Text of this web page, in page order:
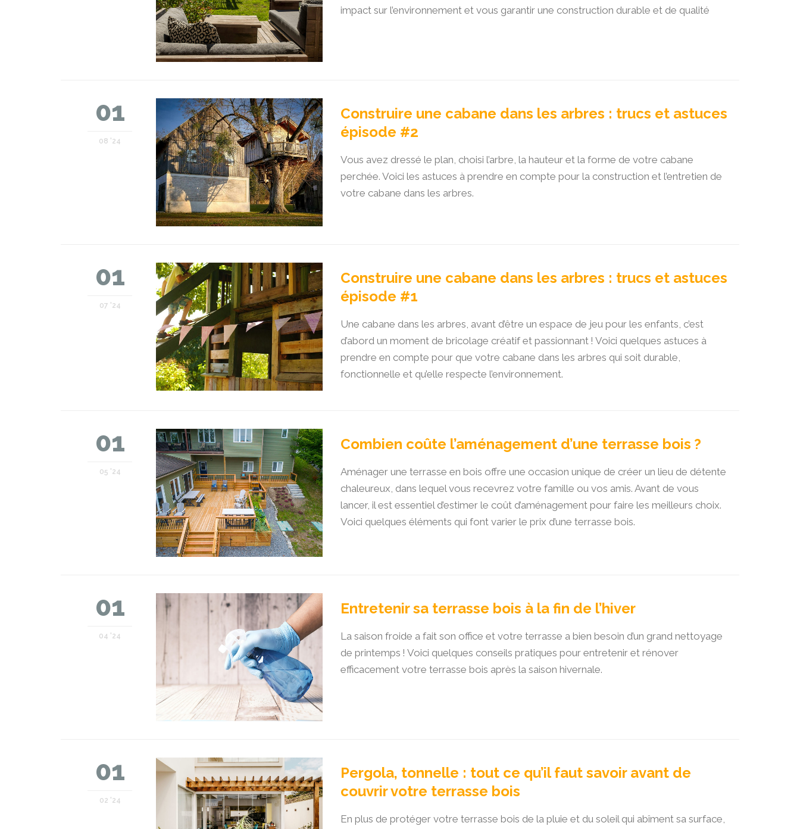
impact sur l’environnement et vous garantir une construction durable et de qualité
01
08 '24
Construire une cabane dans les arbres : trucs et astuces
épisode #2
Vous avez dressé le plan, choisi l’arbre, la hauteur et la forme de votre cabane
perchée. Voici les astuces à prendre en compte pour la construction et l’entretien de
votre cabane dans les arbres.
01
07 '24
Construire une cabane dans les arbres : trucs et astuces
épisode #1
Une cabane dans les arbres, avant d’être un espace de jeu pour les enfants, c’est
d’abord un moment de bricolage créatif et passionnant ! Voici quelques astuces à
prendre en compte pour que votre cabane dans les arbres qui soit durable,
fonctionnelle et qu’elle respecte l’environnement.
01
05 '24
Combien coûte l’aménagement d’une terrasse bois ?
Aménager une terrasse en bois offre une occasion unique de créer un lieu de détente
chaleureux, dans lequel vous recevrez votre famille ou vos amis. Avant de vous
lancer, il est essentiel d’estimer le coût d’aménagement pour faire les meilleurs choix.
Voici quelques éléments qui font varier le prix d’une terrasse bois.
01
04 '24
Entretenir sa terrasse bois à la fin de l’hiver
La saison froide a fait son office et votre terrasse a bien besoin d’un grand nettoyage
de printemps ! Voici quelques conseils pratiques pour entretenir et rénover
efficacement votre terrasse bois après la saison hivernale.
01
02 '24
Pergola, tonnelle : tout ce qu’il faut savoir avant de
couvrir votre terrasse bois
En plus de protéger votre terrasse bois de la pluie et du soleil qui abîment sa surface,